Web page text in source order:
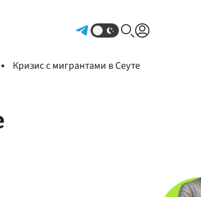
Кризис с мигрантами в Сеуте